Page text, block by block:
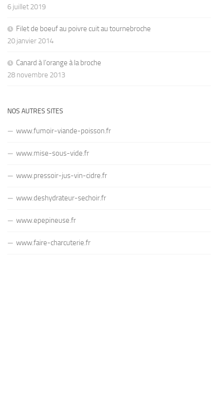
6 juillet 2019
Filet de boeuf au poivre cuit au tournebroche
20 janvier 2014
Canard à l’orange à la broche
28 novembre 2013
NOS AUTRES SITES
www.fumoir-viande-poisson.fr
www.mise-sous-vide.fr
www.pressoir-jus-vin-cidre.fr
www.deshydrateur-sechoir.fr
www.epepineuse.fr
www.faire-charcuterie.fr